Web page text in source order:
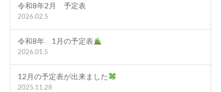
令和8年2月 予定表
2026.02.5
令和8年 1月の予定表
2026.01.5
12月の予定表が出来ました
2025.11.28